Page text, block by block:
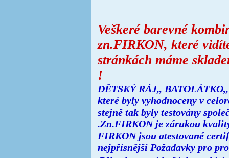
Veškeré barevné
zn.FIRKON, které
stránkách máme
!
DĚTSKÝ RÁJ,,
které byly vyhodnoceny v
stejně tak byly testovány
.Zn.FIRKON je zárukou
FIRKON jsou atestované
nejpřísnější Požadavky pro